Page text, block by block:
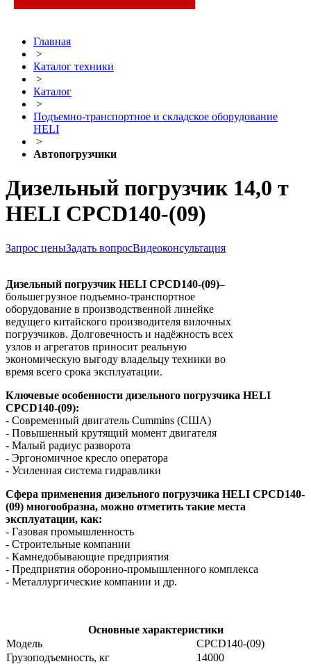
Главная
>
Каталог техники
>
Каталог
>
Подъемно-транспортное и складское оборудование
HELI
>
Автопогрузчики
Дизельный погрузчик 14,0 т
HELI CPCD140-(09)
Запрос ценыЗадать вопросВидеоконсультация
Дизельный погрузчик HELI CPCD140-(09)–
большегрузное подъемно-транспортное
оборудование в производственной линейке
ведущего китайского производителя вилочных
погрузчиков. Долговечность и надёжность всех
узлов и агрегатов приносит реальную
экономическую выгоду владельцу техники во
время всего срока эксплуатации.
Ключевые особенности дизельного погрузчика HELI
CPCD140-(09):
- Современный двигатель Cummins (США)
- Повышенный крутящий момент двигателя
- Малый радиус разворота
- Эргономичное кресло оператора
- Усиленная система гидравлики
Сфера применения дизельного погрузчика HELI CPСD140-
(09) многообразна, можно отметить такие места
эксплуатации, как:
- Газовая промышленность
- Строительные компании
- Камнедобывающие предприятия
- Предприятия оборонно-промышленного комплекса
- Металлургические компании и др.
Основные характеристики
Модель
CPCD140-(09)
Грузоподъемность, кг
14000